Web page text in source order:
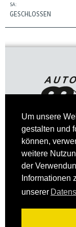
Um unsere
gestalten und
können,
weitere
der
Informationen
unserer
SA:
GESCHLOSSEN